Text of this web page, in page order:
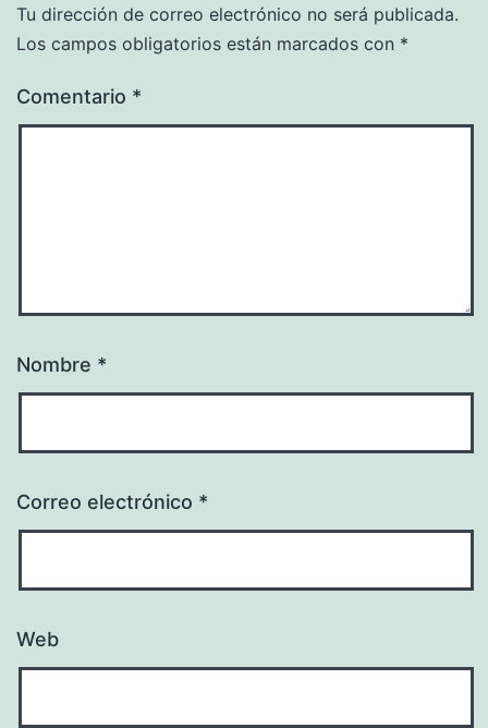
Tu dirección de correo electrónico no será publicada.
Los campos obligatorios están marcados con *
Comentario *
Nombre *
Correo electrónico *
Web